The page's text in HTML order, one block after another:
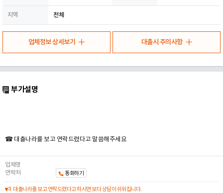
지역 전체
업체정보 상세보기 대출시 주의사항
부가설명
☎ 대출나라를 보고 연락드렸다고 말씀해주세요
업체명
연락처
통화하기
대출나라를 보고 연락드렸다고 하시면 보다 상담이 쉬워집니다.